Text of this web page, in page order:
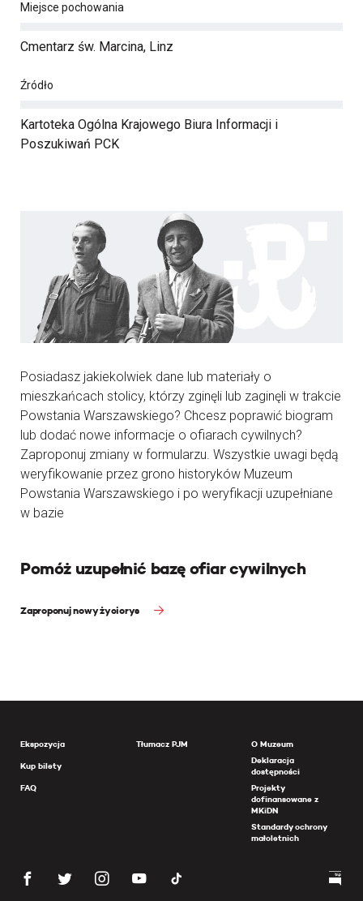
Miejsce pochowania
Cmentarz św. Marcina, Linz
Źródło
Kartoteka Ogólna Krajowego Biura Informacji i
Poszukiwań PCK
Posiadasz jakiekolwiek dane lub materiały o
mieszkańcach stolicy, którzy zginęli lub zaginęli w trakcie
Powstania Warszawskiego? Chcesz poprawić biogram
lub dodać nowe informacje o ofiarach cywilnych?
Zaproponuj zmiany w formularzu. Wszystkie uwagi będą
weryfikowanie przez grono historyków Muzeum
Powstania Warszawskiego i po weryfikacji uzupełniane
w bazie
Pomóż uzupełnić bazę ofiar cywilnych
Zaproponuj nowy życiorys
Ekspozycja
Kup bilety
FAQ
Tłumacz PJM
O Muzeum
Deklaracja
dostępności
Projekty
dofinansowane z
MKiDN
Standardy ochrony
małoletnich